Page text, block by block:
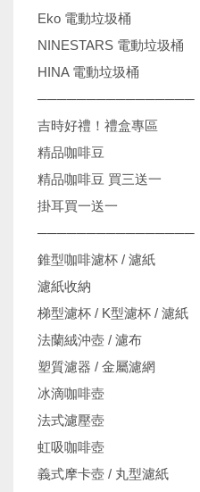
Eko 電動垃圾桶
NINESTARS 電動垃圾桶
HINA 電動垃圾桶
────────────────
吉時好禮！禮盒專區
精品咖啡豆
精品咖啡豆 買三送一
掛耳買一送一
────────────────
錐型咖啡濾杯 / 濾紙
濾紙收納
梯型濾杯 / K型濾杯 / 濾紙
法蘭絨沖壺 / 濾布
塑質濾器 / 金屬濾網
冰滴咖啡壺
法式濾壓壺
虹吸咖啡壺
義式摩卡壺 / 丸型濾紙